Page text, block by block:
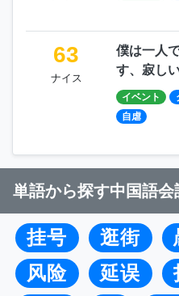
63
ナイス
僕は一人
す、寂し
イベント
自虐
単語から探す中国語会
挂号 逛街
风险
延误